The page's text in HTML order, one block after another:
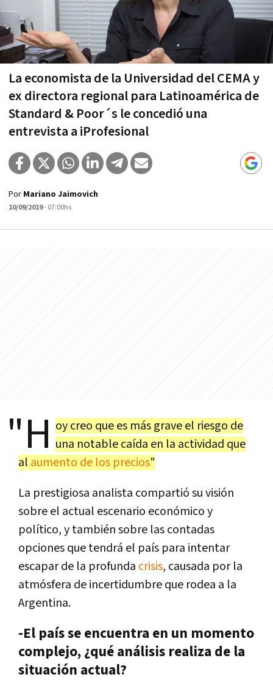
La economista de la Universidad del CEMA y
ex directora regional para Latinoamérica de
Standard & Poor´s le concedió una
entrevista a iProfesional
Por Mariano Jaimovich
10/09/2019- 07:00hs
"H oy creo que es más grave el riesgo de
una notable caída en la actividad que
al aumento de los precios"
La prestigiosa analista compartió su visión
sobre el actual escenario económico y
político, y también sobre las contadas
opciones que tendrá el país para intentar
escapar de la profunda crisis, causada por la
atmósfera de incertidumbre que rodea a la
Argentina.
-El país se encuentra en un momento
complejo, ¿qué análisis realiza de la
situación actual?